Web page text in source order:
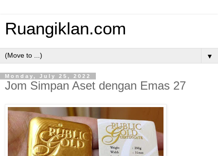
Ruangiklan.com
▼
Monday, July 25, 2022
Jom Simpan Aset dengan Emas 27